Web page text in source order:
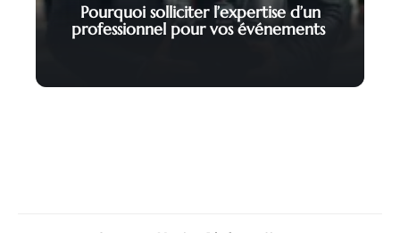
Pourquoi solliciter l’expertise d’un
professionnel pour vos événements